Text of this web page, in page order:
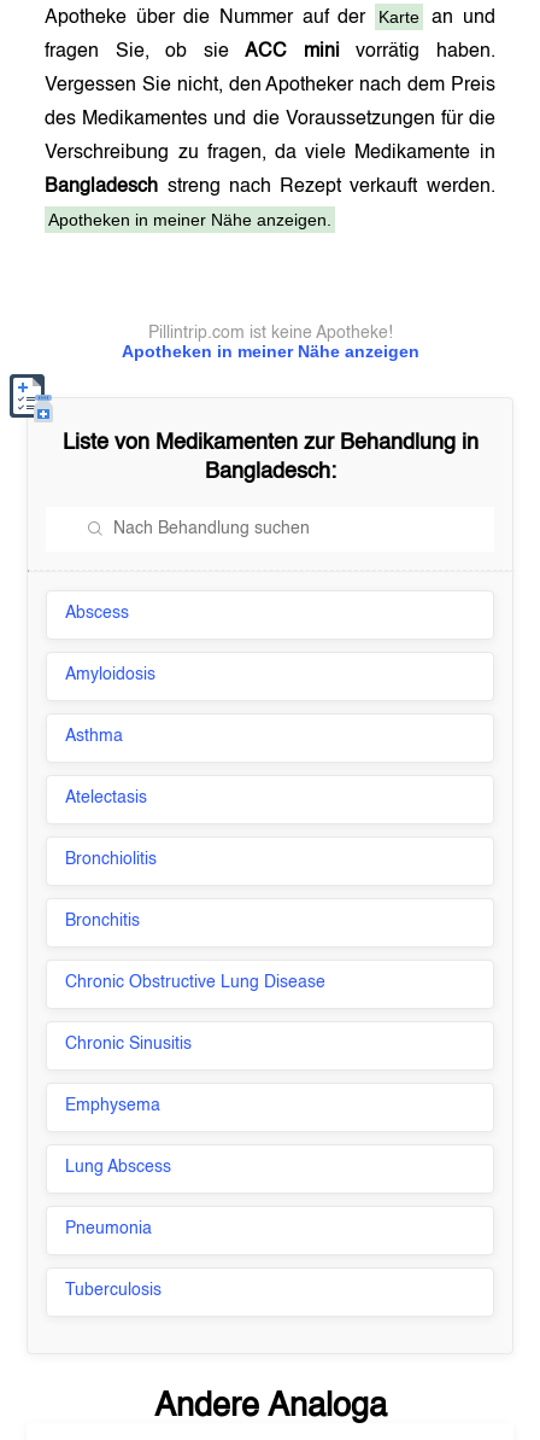
Apotheke über die Nummer auf der Karte
an und
fragen Sie, ob sieACC mini vorrätig haben.
Vergessen Sie nicht, den Apotheker nach dem Preis
des Medikamentes und die Voraussetzungen für die
Verschreibung zu fragen, da viele Medikamente in
Bangladesch streng nach Rezept verkauft werden.
Apotheken in meiner Nähe anzeigen.
Apotheken in meiner Nähe anzeigen
Pillintrip.com ist keine Apotheke!
Liste von Medikamenten zur Behandlung in
Bangladesch:
Abscess
Amyloidosis
Asthma
Atelectasis
Bronchiolitis
Bronchitis
Chronic Obstructive Lung Disease
Chronic Sinusitis
Emphysema
Lung Abscess
Pneumonia
Tuberculosis
Andere Analoga